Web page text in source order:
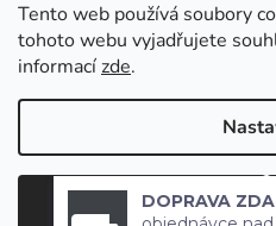
Tento web používá soubory
tohoto webu vyjadřujete
informacízde.
Odmítnout
Copyright 2026InLiving.CZ.
nastavení
DOPRAVA
objednávce
parcel shopu již